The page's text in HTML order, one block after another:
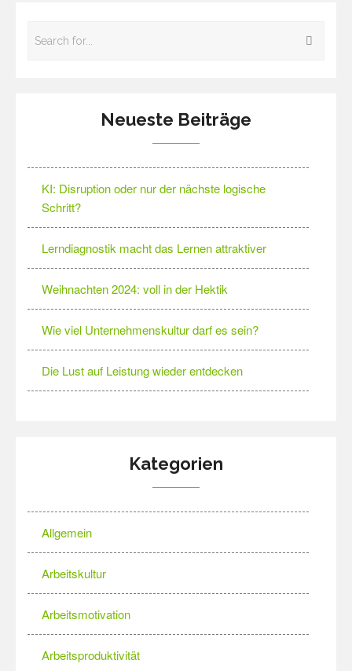
Neueste Beiträge
KI: Disruption oder nur der nächste logische
Schritt?
Lerndiagnostik macht das Lernen attraktiver
Weihnachten 2024: voll in der Hektik
Wie viel Unternehmenskultur darf es sein?
Die Lust auf Leistung wieder entdecken
Kategorien
Allgemein
Arbeitskultur
Arbeitsmotivation
Arbeitsproduktivität